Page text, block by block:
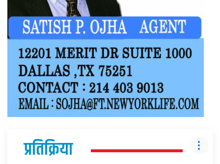
प्रतिक्रिया